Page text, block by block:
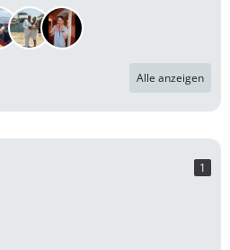
Alle anzeigen
1